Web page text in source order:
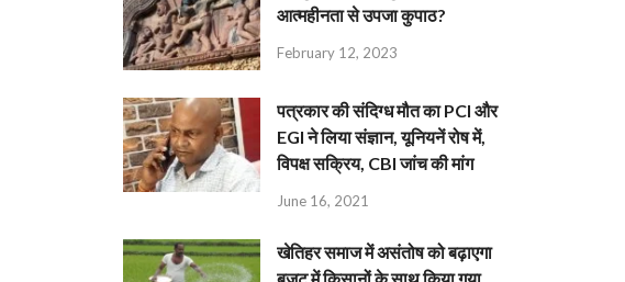
आत्महीनता से उपजा कुपाठ?
February 12, 2023
पत्रकार की संदिग्ध मौत का PCI और
EGI ने लिया संज्ञान, यूनियनें रोष में,
विपक्ष सक्रिय, CBI जांच की मांग
June 16, 2021
खेतिहर समाज में असंतोष को बढ़ाएगा